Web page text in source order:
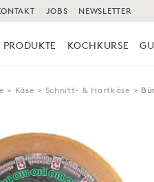
JOBS NEWSLETTER
PRODUKTE KOCHKURSE
> Käse > Schnitt- & Hartkäse >